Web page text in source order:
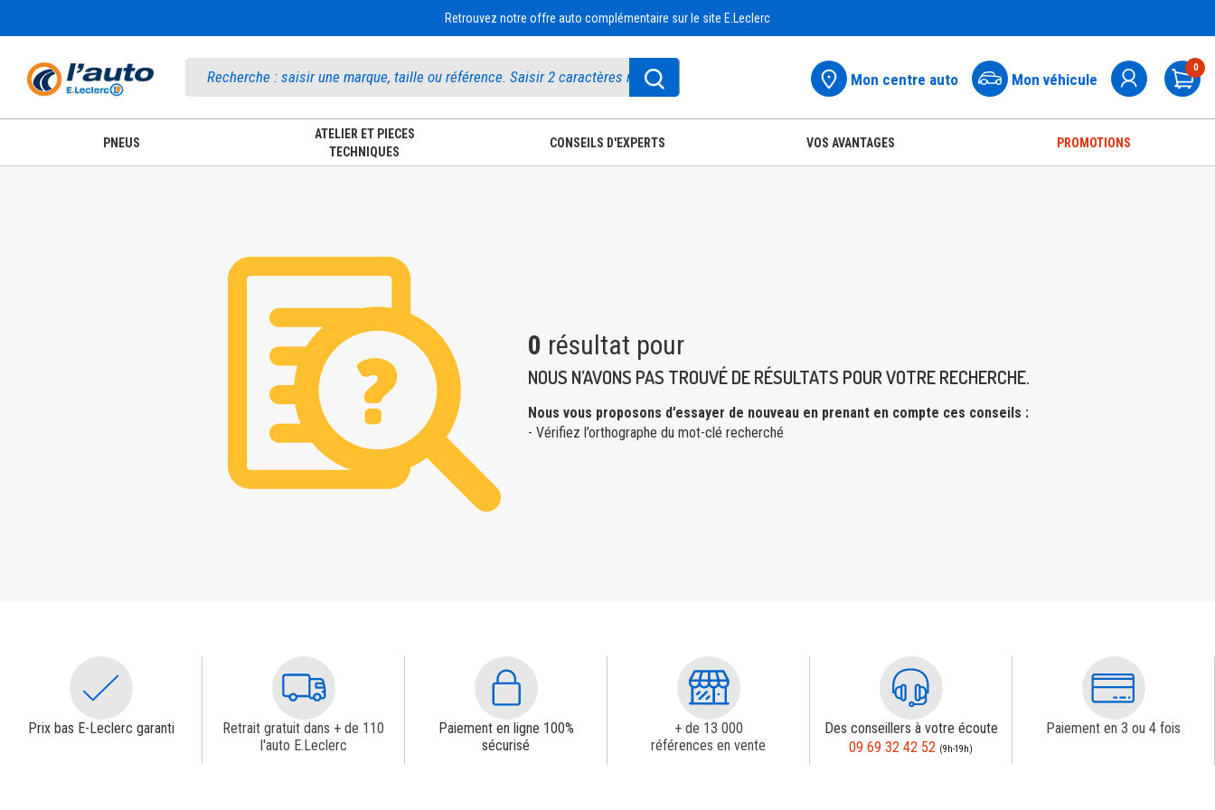
Retrouvez notre offre auto complémentaire sur le site E.Leclerc
Mon centre auto Mon véhicule
0
PNEUS
ATELIER ET PIECES
TECHNIQUES
CONSEILS D'EXPERTS VOS AVANTAGES PROMOTIONS
0 résultat pour
NOUS N’AVONS PAS TROUVÉ DE RÉSULTATS POUR VOTRE RECHERCHE.
Nous vous proposons d’essayer de nouveau en prenant en compte ces conseils :
- Vérifiez l’orthographe du mot-clé recherché
Prix bas E-Leclerc garanti
Retrait gratuit dans + de 110
l'auto E.Leclerc
Paiement en ligne 100%
sécurisé
+ de 13 000
références en vente
Des conseillers à votre écoute
09 69 32 42 52 (9h-19h)
Paiement en 3 ou 4 fois